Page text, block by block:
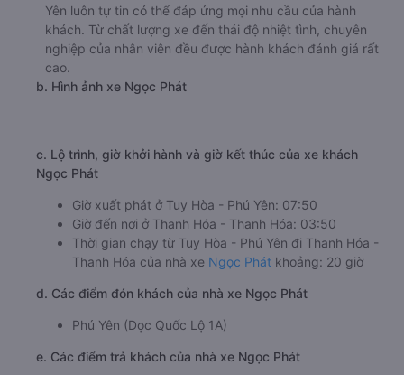
Yên luôn tự tin có thể đáp ứng mọi nhu cầu của hành
khách. Từ chất lượng xe đến thái độ nhiệt tình, chuyên
nghiệp của nhân viên đều được hành khách đánh giá rất
cao.
b. Hình ảnh xe Ngọc Phát